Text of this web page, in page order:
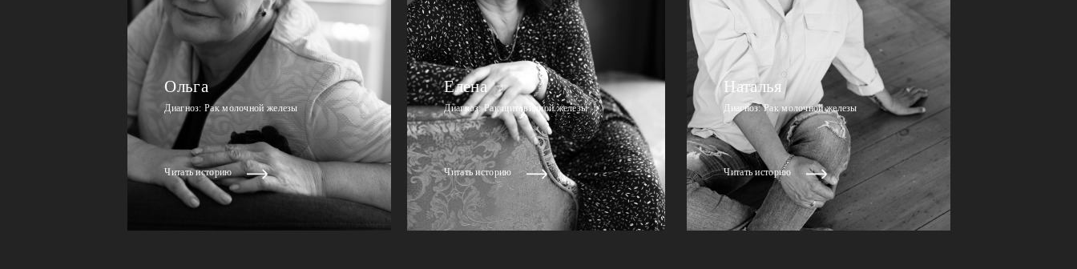
Ольга
Диагноз: Рак молочной железы
Читать историю
Елена
Диагноз: Рак щитовидной железы
Читать историю
Наталья
Диагноз: Рак молочной железы
Читать историю